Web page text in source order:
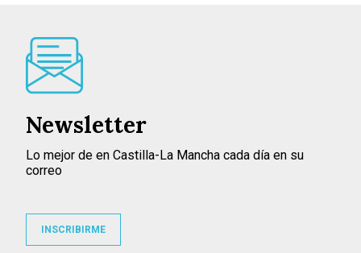
Newsletter
Lo mejor de en Castilla-La Mancha cada día en su
correo
INSCRIBIRME